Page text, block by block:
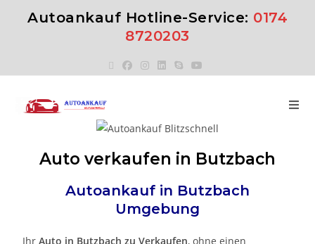
Autoankauf Hotline-Service: 0174
8720203
Auto verkaufen in Butzbach
Autoankauf in Butzbach
Umgebung
IhrAuto in ButzbachzuVerkaufen, ohne einen